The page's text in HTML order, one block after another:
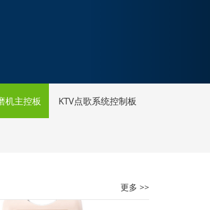
机主控板 KTV点歌系统控制板
更多 >>
商用咖啡机主控板